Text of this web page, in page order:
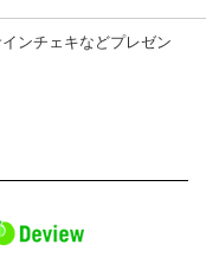
ンチェキなどプレゼン